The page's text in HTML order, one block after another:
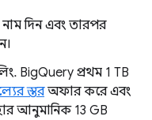
দিন এবং তারপর
BigQuery প্রথম 1 TB
স্তরঅফার করে এবং
আনুমানিক 13 GB